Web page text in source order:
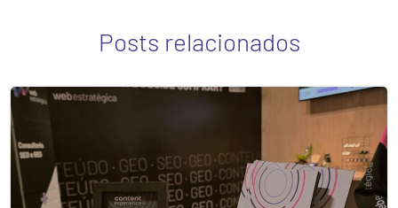
Posts relacionados